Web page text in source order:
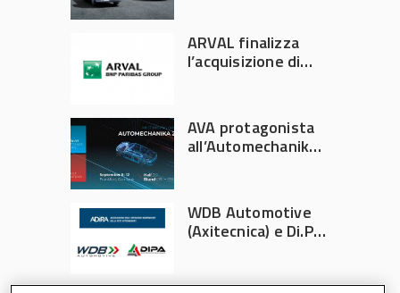
ARVAL finalizza
l’acquisizione di
AVA protagonista
all’Automechanika
WDB Automotive
(Axitecnica) e Di.Pa.